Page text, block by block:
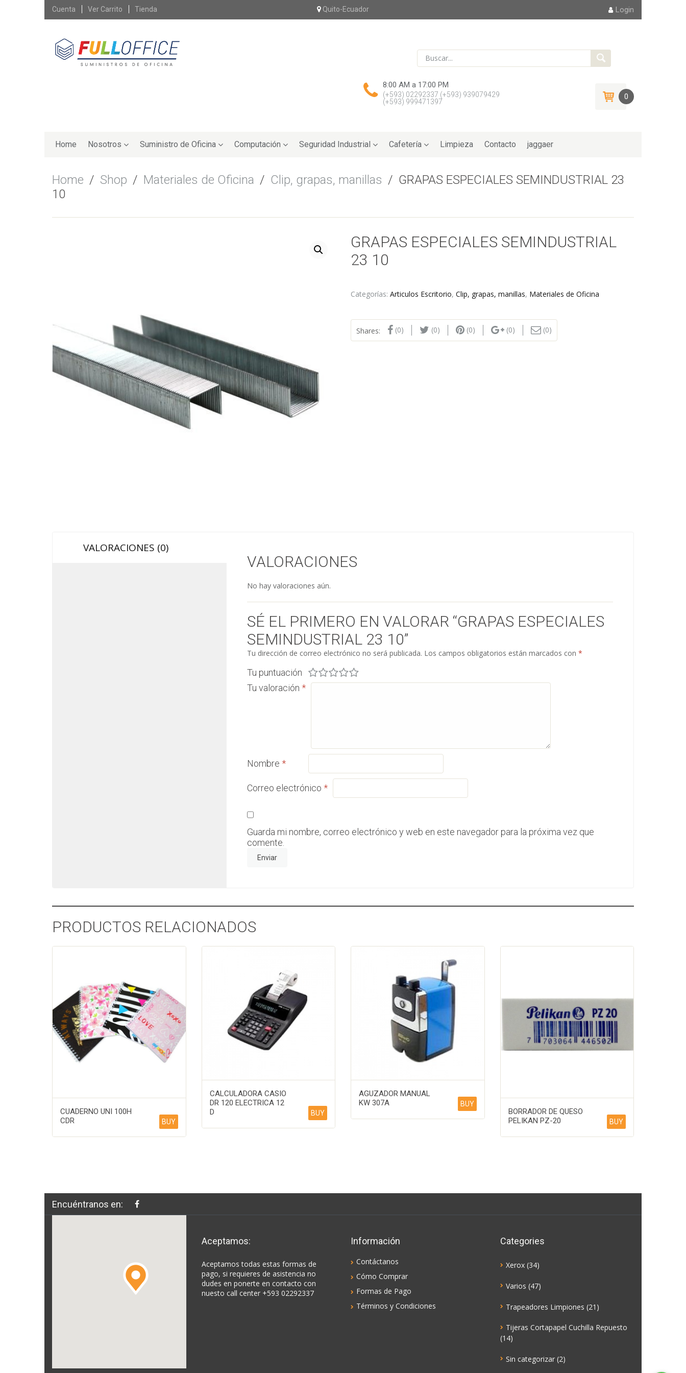
Skip
Cuenta Ver Carrito Tienda Quito-Ecuador Login
8:00 AM a 17:00 PM
(+593) 02292337 (+593) 939079429
(+593) 999471397
0
to
Home Nosotros Suministro de Oficina Computación Seguridad Industrial Cafetería Limpieza Contacto jaggaer
Home / Shop / Materiales de Oficina / Clip, grapas, manillas / GRAPAS ESPECIALES SEMINDUSTRIAL 23
10
GRAPAS ESPECIALES SEMINDUSTRIAL
23 10
Categorías: Articulos Escritorio, Clip, grapas, manillas, Materiales de Oficina
Shares: (0) (0) (0) (0) (0)
VALORACIONES (0)
VALORACIONES
No hay valoraciones aún.
SÉ EL PRIMERO EN VALORAR “GRAPAS ESPECIALES
SEMINDUSTRIAL 23 10”
Tu dirección de correo electrónico no será publicada. Los campos obligatorios están marcados con*
Tu puntuación
Tu valoración*
Nombre*
Correo electrónico*
Guarda mi nombre, correo electrónico y web en este navegador para la próxima vez que
comente.
PRODUCTOS RELACIONADOS
CUADERNO UNI 100H
CDR
BUY
CALCULADORA CASIO
DR 120 ELECTRICA 12
D
BUY
AGUZADOR MANUAL
KW 307A
BUY
BORRADOR DE QUESO
PELIKAN PZ-20
BUY
Encuéntranos en:
Aceptamos:
Aceptamos todas estas formas de
pago, si requieres de asistencia no
dudes en ponerte en contacto con
nuesto call center +593 02292337
Información
Contáctanos
Cómo Comprar
Formas de Pago
Términos y Condiciones
Categories
Xerox (34)
Varios (47)
Trapeadores Limpiones (21)
Tijeras Cortapapel Cuchilla Repuesto
(14)
Sin categorizar (2)